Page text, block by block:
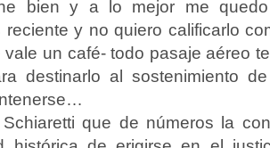
bien y a lo mejor me
y no quiero calificarlo
un café- todo pasaje aéreo
destinarlo al sostenimiento
que de números la